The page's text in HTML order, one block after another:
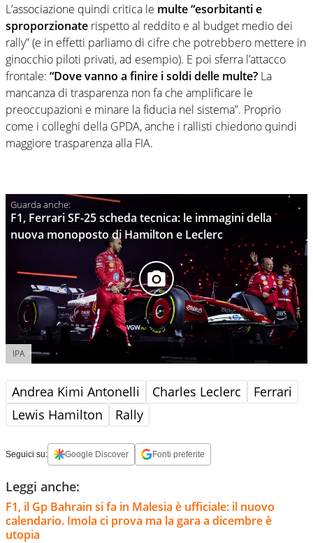
L’associazione quindi critica le multe “esorbitanti e
sproporzionate rispetto al reddito e al budget medio dei
rally” (e in effetti parliamo di cifre che potrebbero mettere in
ginocchio piloti privati, ad esempio). E poi sferra l’attacco
frontale: “Dove vanno a finire i soldi delle multe? La
mancanza di trasparenza non fa che amplificare le
preoccupazioni e minare la fiducia nel sistema”. Proprio
come i colleghi della GPDA, anche i rallisti chiedono quindi
maggiore trasparenza alla FIA.
F1, Ferrari SF-25 scheda tecnica: le immagini della
nuova monoposto di Hamilton e Leclerc
IPA
Andrea Kimi Antonelli Charles Leclerc
Ferrari
Lewis Hamilton
Rally
Seguici su: Google Discover Fonti preferite
Leggi anche:
F1, il Gp Bahrain si fa in Malesia è ufficiale: il nuovo
calendario. Imola ci prova ma la gara a dicembre è
utopia